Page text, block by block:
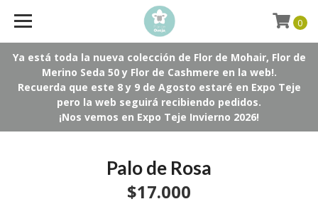
Ya está toda la nueva colección de Flor de Mohair, Flor de
Merino Seda 50 y Flor de Cashmere en la web!.
Recuerda que este 8 y 9 de Agosto estaré en Expo Teje
pero la web seguirá recibiendo pedidos.
¡Nos vemos en Expo Teje Invierno 2026!
0
Palo de Rosa
$17.000